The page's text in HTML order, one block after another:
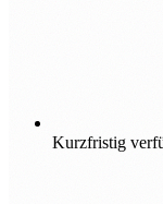
Kurzfristig